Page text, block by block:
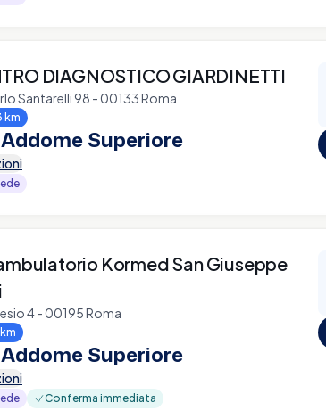
DIAGNOSTICO GIARDINETTI
Santarelli 98 - 00133 Roma
km
Superiore
Kormed San Giuseppe
4 - 00195 Roma
km
Superiore
Conferma immediata